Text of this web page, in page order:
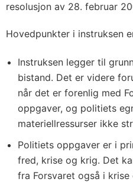
resolusjon av 28. februar
Hovedpunkter i instruksen
Instruksen legger til
bistand. Det er videre
når det er forenlig med
oppgaver, og politiets
materiellressurser ikke
Politiets oppgaver er i
fred, krise og krig. Det
fra Forsvaret også i